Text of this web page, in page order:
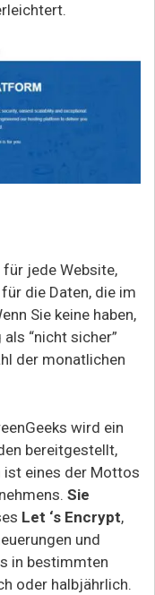
jede Website,
die Daten, die im
Sie keine haben,
“nicht sicher”
der monatlichen
wird ein
bereitgestellt,
ist eines der Mottos
Sie
Let ‘s Encrypt,
und
in bestimmten
oder halbjährlich.